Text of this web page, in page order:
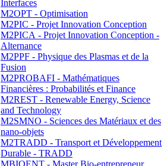
Interfaces
M2OPT - Optimisation
M2PIC - Projet Innovation Conception
M2PICA - Projet Innovation Conception -
Alternance
M2PPF - Physique des Plasmas et de la
Fusion
M2PROBAFI - Mathématiques
Financières : Probabilités et Finance
M2REST - Renewable Energy, Science
and Technology
M2SMNO - Sciences des Matériaux et des
nano-objets
M2TRADD - Transport et Développement
Durable - TRADD
MBIOENT - Master Bio-entrepreneur